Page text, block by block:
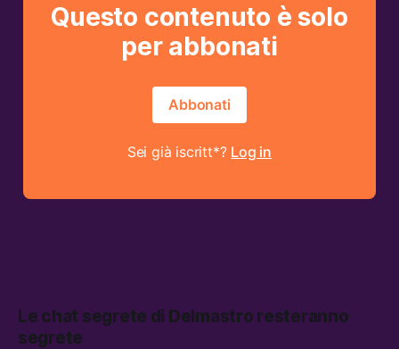
Questo contenuto è solo
per abbonati
Abbonati
Sei già iscritt*? Log in
Le chat segrete di Delmastro resteranno
segrete